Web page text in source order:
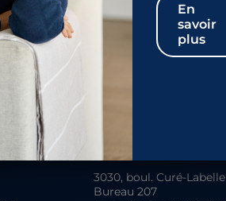
quotidiennement, afin de stimuler
5 kilomètres.
3030, boul. Curé-Labelle
Bureau 207
En
savoir
plus